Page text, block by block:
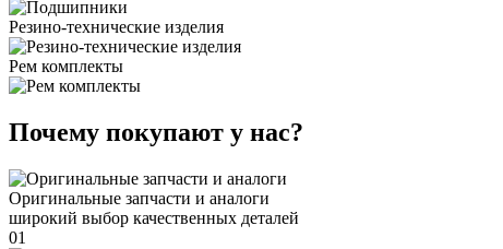
Резино-технические изделия
Рем комплекты
Почему покупают у нас?
Оригинальные запчасти и аналоги
широкий выбор качественных деталей
01